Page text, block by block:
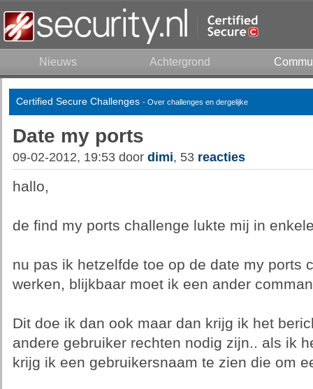
Nieuws Achtergrond
Certified Secure Challenges - Over challenges en dergelijke
Date my ports
09-02-2012, 19:53 door dimi, 53 reacties
hallo,
de find my ports challenge lukte mij in
nu pas ik hetzelfde toe op de date my ports
werken, blijkbaar moet ik een ander
Dit doe ik dan ook maar dan krijg ik het
andere gebruiker rechten nodig zijn.. als ik
krijg ik een gebruikersnaam te zien die om